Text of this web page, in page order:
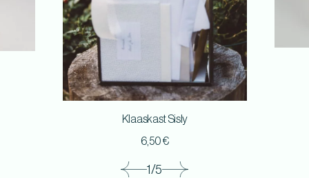
1/5
Klaaskast Sisly
6,50€